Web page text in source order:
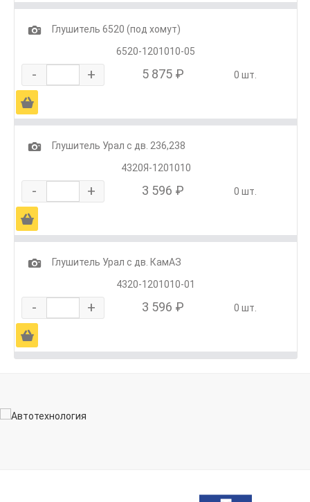
1
Глушитель 6520 (под хомут)
6520-1201010-05
- + 5 875 ₽ 0 шт.
Ä
1
Глушитель Урал с дв. 236,238
4320Я-1201010
- + 3 596 ₽ 0 шт.
Ä
1
Глушитель Урал с дв. КамАЗ
4320-1201010-01
- + 3 596 ₽ 0 шт.
Ä